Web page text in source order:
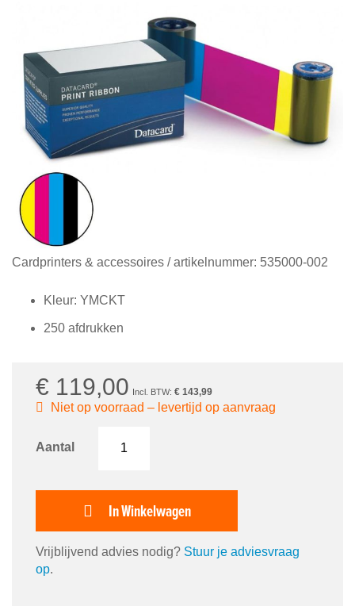
Contact
Support
Cardprinters & accessoires / artikelnummer: 535000-002
Kleur: YMCKT
250 afdrukken
€ 119,00 € 143,99
Niet op voorraad – levertijd op aanvraag
Aantal
In Winkelwagen
Vrijblijvend advies nodig? Stuur je adviesvraag
op.
Ga
van
gallerij